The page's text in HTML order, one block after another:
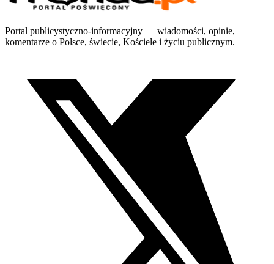
Portal publicystyczno-informacyjny — wiadomości, opinie,
komentarze o Polsce, świecie, Kościele i życiu publicznym.